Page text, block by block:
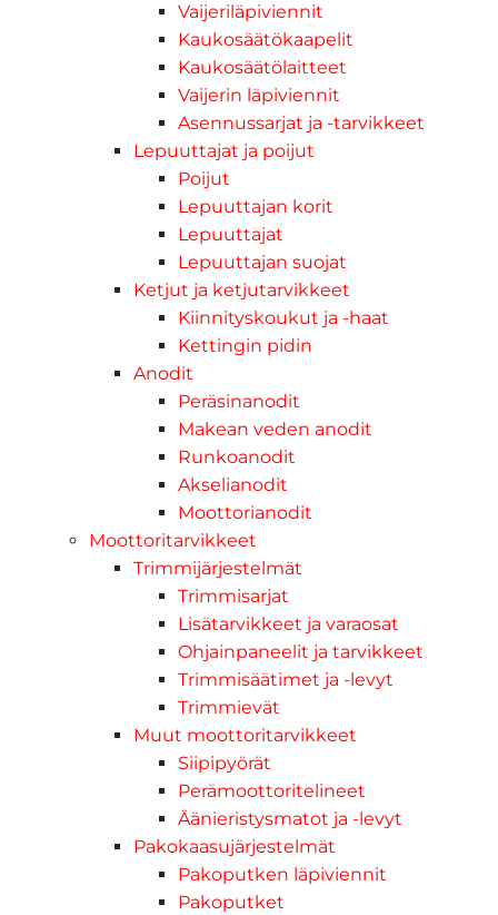
Vaijeriläpiviennit
Kaukosäätökaapelit
Kaukosäätölaitteet
Vaijerin läpiviennit
Asennussarjat ja -tarvikkeet
Lepuuttajat ja poijut
Poijut
Lepuuttajan korit
Lepuuttajat
Lepuuttajan suojat
Ketjut ja ketjutarvikkeet
Kiinnityskoukut ja -haat
Kettingin pidin
Anodit
Peräsinanodit
Makean veden anodit
Runkoanodit
Akselianodit
Moottorianodit
Moottoritarvikkeet
Trimmijärjestelmät
Trimmisarjat
Lisätarvikkeet ja varaosat
Ohjainpaneelit ja tarvikkeet
Trimmisäätimet ja -levyt
Trimmievät
Muut moottoritarvikkeet
Siipipyörät
Perämoottoritelineet
Äänieristysmatot ja -levyt
Pakokaasujärjestelmät
Pakoputken läpiviennit
Pakoputket